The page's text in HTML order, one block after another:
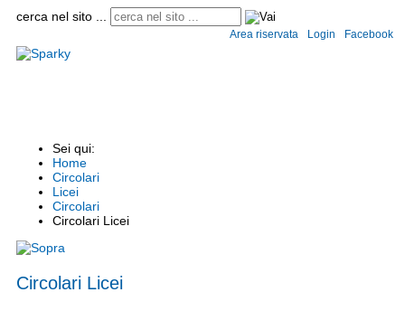
cerca nel sito ...
Area riservata Login Facebook
Sei qui:
Home
Circolari
Licei
Circolari
Circolari Licei
Circolari Licei